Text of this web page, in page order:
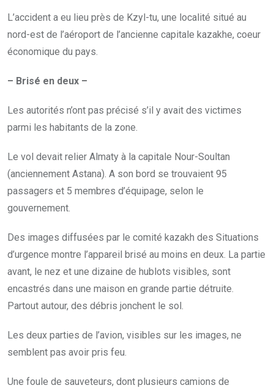
L’accident a eu lieu près de Kzyl-tu, une localité situé au
nord-est de l’aéroport de l’ancienne capitale kazakhe, coeur
économique du pays.
– Brisé en deux –
Les autorités n’ont pas précisé s’il y avait des victimes
parmi les habitants de la zone.
Le vol devait relier Almaty à la capitale Nour-Soultan
(anciennement Astana). A son bord se trouvaient 95
passagers et 5 membres d’équipage, selon le
gouvernement.
Des images diffusées par le comité kazakh des Situations
d’urgence montre l’appareil brisé au moins en deux. La partie
avant, le nez et une dizaine de hublots visibles, sont
encastrés dans une maison en grande partie détruite.
Partout autour, des débris jonchent le sol.
Les deux parties de l’avion, visibles sur les images, ne
semblent pas avoir pris feu.
Une foule de sauveteurs, dont plusieurs camions de